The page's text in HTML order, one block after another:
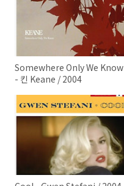
Somewhere Only We Know
- 킨 Keane / 2004